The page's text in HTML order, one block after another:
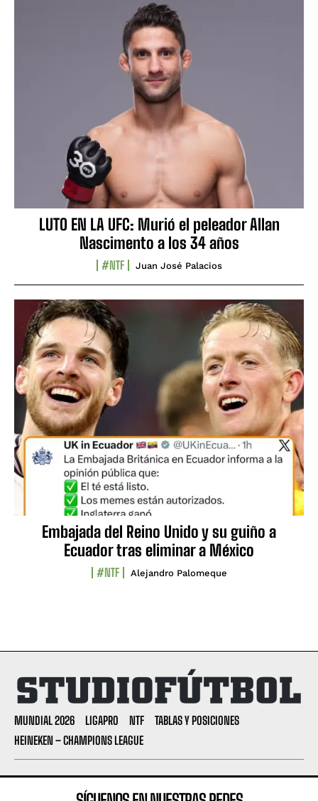
LUTO EN LA UFC: Murió el peleador Allan
Nascimento a los 34 años
#NTF Juan José Palacios
Embajada del Reino Unido y su guiño a
Ecuador tras eliminar a México
#NTF Alejandro Palomeque
MUNDIAL 2026 LIGAPRO NTF
TABLAS Y POSICIONES
HEINEKEN – CHAMPIONS LEAGUE